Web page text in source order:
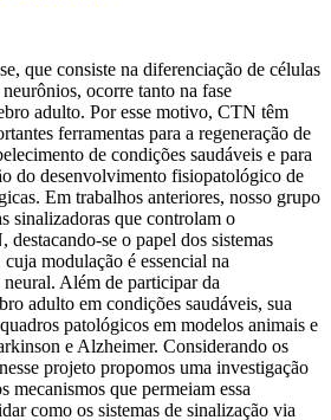
que consiste na diferenciação de células
ocorre tanto na fase
adulto. Por esse motivo, CTN têm
ferramentas para a regeneração de
de condições saudáveis e para
do desenvolvimento fisiopatológico de
Em trabalhos anteriores, nosso grupo
sinalizadoras que controlam o
se o papel dos sistemas
modulação é essencial na
Além de participar da
adulto em condições saudáveis, sua
patológicos em modelos animais e
e Alzheimer. Considerando os
projeto propomos uma investigação
mecanismos que permeiam essa
como os sistemas de sinalização via